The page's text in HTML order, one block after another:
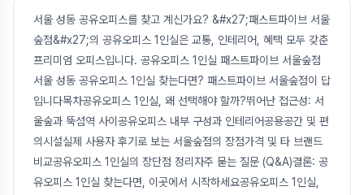
서울 성동 공유오피스를 찾고 계신가요? &#x27;패스트파이브 서울
숲점&#x27;의 공유오피스 1인실은 교통, 인테리어, 혜택 모두 갖춘
프리미엄 오피스입니다. 공유오피스 1인실 패스트파이브 서울숲점
서울 성동 공유오피스 1인실 찾는다면? 패스트파이브 서울숲점이 답
입니다목차공유오피스 1인실, 왜 선택해야 할까?뛰어난 접근성: 서
울숲과 뚝섬역 사이공유오피스 내부 구성과 인테리어공용공간 및 편
의시설실제 사용자 후기로 보는 서울숲점의 장점가격 및 타 브랜드
비교공유오피스 1인실의 장단점 정리자주 묻는 질문 (Q&A)결론: 공
유오피스 1인실 찾는다면, 이곳에서 시작하세요공유오피스 1인실,